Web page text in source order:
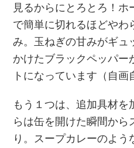
見るからにとろとろ！
で簡単に切れるほどやわ
み。玉ねぎの甘みがギュ
かけたブラックペッパー
トになっています（自画
もう１つは、追加具材を
らは缶を開けた瞬間か
り。スープカレーのよ